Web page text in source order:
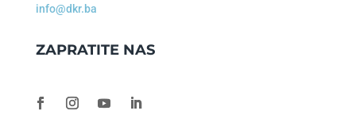
info@dkr.ba
ZAPRATITE NAS